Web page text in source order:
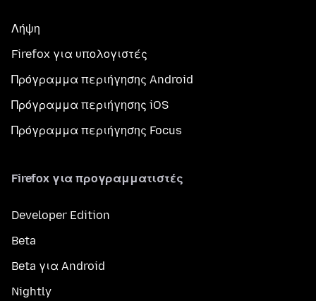
Λήψη
Firefox για υπολογιστές
Πρόγραμμα περιήγησης Android
Πρόγραμμα περιήγησης iOS
Πρόγραμμα περιήγησης Focus
Firefox για προγραμματιστές
Developer Edition
Beta
Beta για Android
Nightly